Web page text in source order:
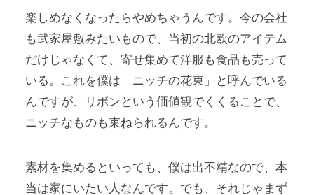
楽しめなくなったらやめちゃうんです。今の会社
も武家屋敷みたいもので、当初の北欧のアイテム
だけじゃなくて、寄せ集めて洋服も食品も売って
いる。これを僕は「ニッチの花束」と呼んでいる
んですが、リボンという価値観でくくることで、
ニッチなものも束ねられるんです。
素材を集めるといっても、僕は出不精なので、本
当は家にいたい人なんです。でも、それじゃまず